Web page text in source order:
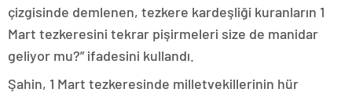
çizgisinde demlenen, tezkere kardeşliği kuranların 1
Mart tezkeresini tekrar pişirmeleri size de manidar
geliyor mu?” ifadesini kullandı.
Şahin, 1 Mart tezkeresinde milletvekillerinin hür